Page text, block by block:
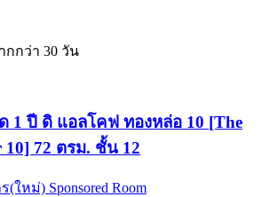
กกว่า 30 วัน
1 ปี ดิ แอลโคฟ ทองหล่อ 10 [The
10] 72 ตรม. ชั้น 12
(ใหม่) Sponsored Room